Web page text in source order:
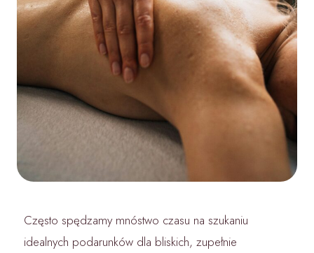
Często spędzamy mnóstwo czasu na szukaniu
idealnych podarunków dla bliskich, zupełnie